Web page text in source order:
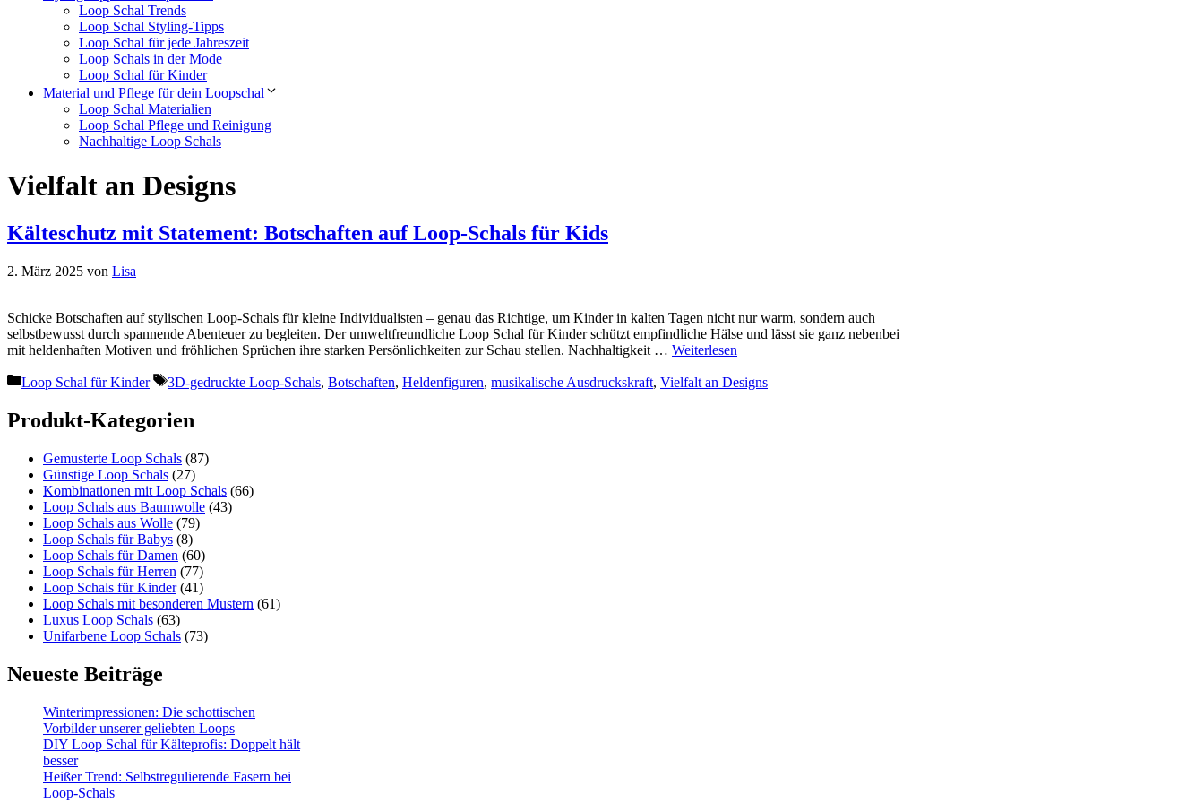
Loop Schal Trends
Loop Schal Styling-Tipps
Loop Schal für jede Jahreszeit
Loop Schals in der Mode
Loop Schal für Kinder
Material und Pflege für dein Loopschal
Loop Schal Materialien
Loop Schal Pflege und Reinigung
Nachhaltige Loop Schals
Vielfalt an Designs
Kälteschutz mit Statement: Botschaften auf Loop-Schals für Kids
2. März 2025 von Lisa
Schicke Botschaften auf stylischen Loop-Schals für kleine Individualisten – genau das Richtige, um Kinder in kalten Tagen nicht nur warm, sondern auch
selbstbewusst durch spannende Abenteuer zu begleiten. Der umweltfreundliche Loop Schal für Kinder schützt empfindliche Hälse und lässt sie ganz nebenbei
mit heldenhaften Motiven und fröhlichen Sprüchen ihre starken Persönlichkeiten zur Schau stellen. Nachhaltigkeit … Weiterlesen
Kategorien
Loop Schal für Kinder Schlagwörter
3D-gedruckte Loop-Schals, Botschaften, Heldenfiguren, musikalische Ausdruckskraft, Vielfalt an Designs
Produkt-Kategorien
Gemusterte Loop Schals (87)
Günstige Loop Schals (27)
Kombinationen mit Loop Schals (66)
Loop Schals aus Baumwolle (43)
Loop Schals aus Wolle (79)
Loop Schals für Babys (8)
Loop Schals für Damen (60)
Loop Schals für Herren (77)
Loop Schals für Kinder (41)
Loop Schals mit besonderen Mustern (61)
Luxus Loop Schals (63)
Unifarbene Loop Schals (73)
Neueste Beiträge
Winterimpressionen: Die schottischen
Vorbilder unserer geliebten Loops
DIY Loop Schal für Kälteprofis: Doppelt hält
besser
Heißer Trend: Selbstregulierende Fasern bei
Loop-Schals